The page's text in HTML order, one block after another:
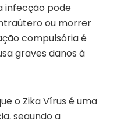
infecção pode
ou morrer
compulsória é
graves danos à
o Zika Vírus é uma
segundo a